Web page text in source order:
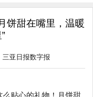
饼甜在嘴里，温暖
三亚日报数字报
么贴心的礼物！月饼甜